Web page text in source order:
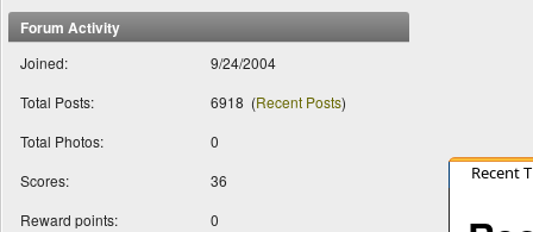
Forum Activity
Joined:
9/24/2004
Total Posts:
6918 (Recent Posts)
Total Photos:
0
Scores:
36
Reward points:
0
Recent